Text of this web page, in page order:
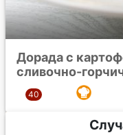
Дорада с
сливочно-